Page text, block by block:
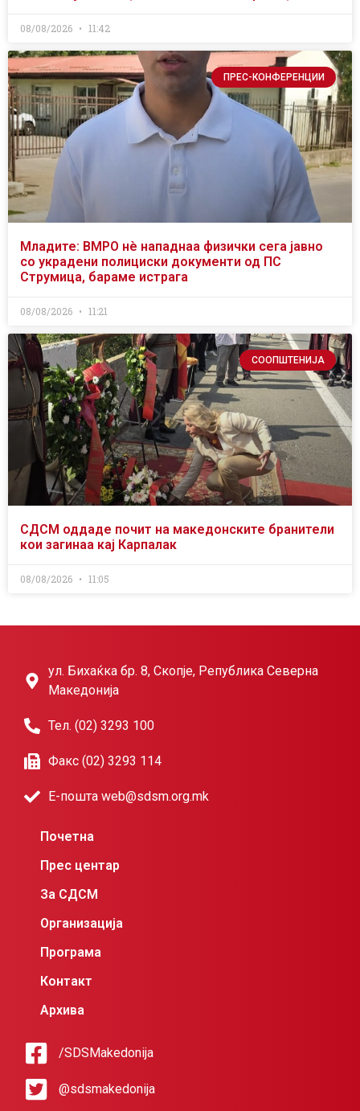
08/08/2026 11:42
ПРЕС-КОНФЕРЕНЦИИ
Младите: ВМРО нè нападнаа физички сега јавно
со украдени полициски документи од ПС
Струмица, бараме истрага
08/08/2026 11:21
СООПШТЕНИЈА
СДСМ оддаде почит на македонските бранители
кои загинаа кај Карпалак
08/08/2026 11:05
ул. Бихаќка бр. 8, Скопје, Република Северна
Македонија
Тел. (02) 3293 100
Факс (02) 3293 114
Е-пошта web@sdsm.org.mk
Почетна
Прес центар
За СДСМ
Организација
Програма
Контакт
Архива
/SDSMakedonija
@sdsmakedonija